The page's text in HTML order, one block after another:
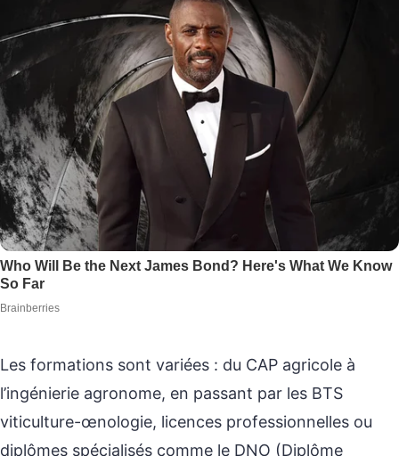
Les formations sont variées : du CAP agricole à
l’ingénierie agronome, en passant par les BTS
viticulture-œnologie, licences professionnelles ou
diplômes spécialisés comme le DNO (Diplôme